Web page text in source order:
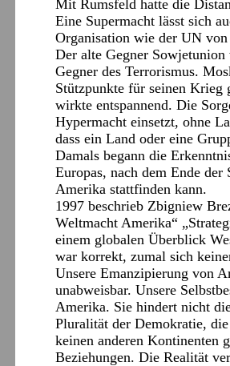
Mit Rumsfeld hatte die
Eine Supermacht lässt sich
Organisation wie der UN
Der alte Gegner Sowjetunion
Gegner des Terrorismus.
Stützpunkte für seinen Krieg
wirkte entspannend. Die
Hypermacht einsetzt, ohne
dass ein Land oder eine
Damals begann die
Europas, nach dem Ende
Amerika stattfinden kann.
1997 beschrieb Zbigniew
Weltmacht Amerika“
einem globalen Überblick
war korrekt, zumal sich
Unsere Emanzipierung von
unabweisbar. Unsere
Amerika. Sie hindert nicht
Pluralität der Demokratie,
keinen anderen Kontinenten
Beziehungen. Die Realität